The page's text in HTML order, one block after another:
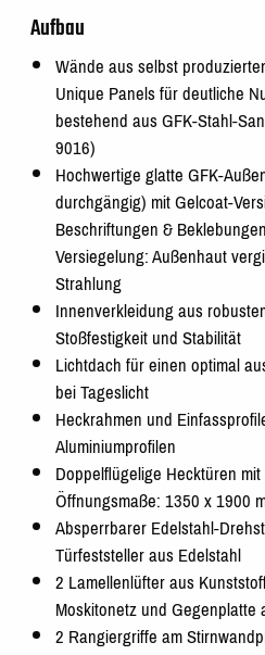
Aufbau
Wände aus selbst
Unique Panels für deutliche
bestehend aus GFK-Stahl-
9016)
Hochwertige glatte GFK-
durchgängig) mit Gelcoat-
Beschriftungen &
Versiegelung: Außenhaut
Strahlung
Innenverkleidung aus
Stoßfestigkeit und Stabilität
Lichtdach für einen optimal
bei Tageslicht
Heckrahmen und
Aluminiumprofilen
Doppelflügelige Hecktüren
Öffnungsmaße: 1350 x 1900
Absperrbarer Edelstahl-
Türfeststeller aus Edelstahl
2 Lamellenlüfter aus
Moskitonetz und Gegenplatte
2 Rangiergriffe am